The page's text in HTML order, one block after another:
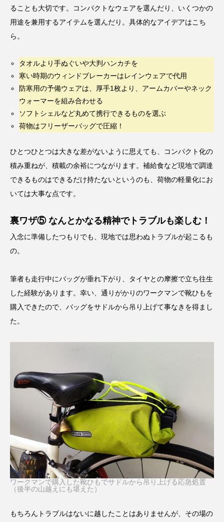
ることも大切です。コンパクトなウェアを選んだり、いくつかの
用途を兼用するアイテムを選んだり。具体的なアイデアはこち
ら。
タオルより手ぬぐいや大判ハンカチを
寒い時期のウィンドブレーカーはレインウェアで代用
防寒用の予備ウェアは、厚手1枚より、アームカバーやネック
ウォーマーを組み合わせる
ソフトシェルなど丸めて携行できるものを選ぶ
荷物はフリーザーバッグで圧縮！
ひとつひとつは大きな差がないように思えても、コンパクト化の
積み重ねが、積載の余裕につながります。補給食など現地で調達
できるものはできるだけ持たないというのも、荷物の軽量化にお
いては大事な点です。
裏ワザ⑤ なんとかなる精神でトラブルも楽しむ！
入念に準備したつもりでも、現地では思わぬトラブルが起こるも
の。
筆者も走行中にバッグが垂れ下がり、タイヤとの摩擦で立ち往生
した経験があります。幸い、通りがかりのワークマンで靴ひもを
購入できたので、バッグをサドルから吊り上げて事なきを得まし
た。
ワークマンで購入した靴ひもでサドルから吊り上げる応急処置
（後半の山越えにも堪えた）
もちろんトラブルはないに越したことはありませんが、その場の